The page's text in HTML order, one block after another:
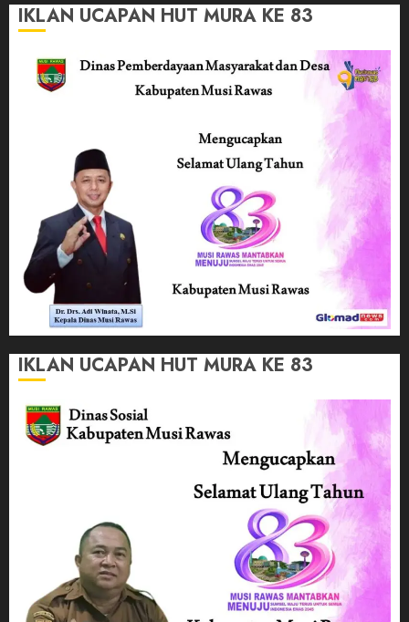
IKLAN UCAPAN HUT MURA KE 83
IKLAN UCAPAN HUT MURA KE 83